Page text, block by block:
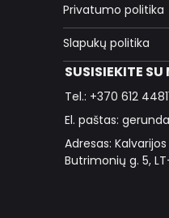
Privatumo politika
Slapukų politika
SUSISIEKITE
Tel.: +370 612
El. paštas:
Adresas:
Butrimonių g. 5,